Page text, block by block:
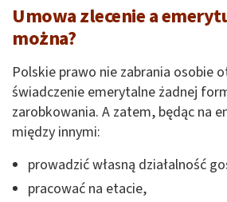
Umowa zlecenie a
można?
Polskie prawo nie zabrania osobie
świadczenie emerytalne żadnej
zarobkowania. A zatem, będąc na
między innymi:
prowadzić własną działalność
pracować na etacie,